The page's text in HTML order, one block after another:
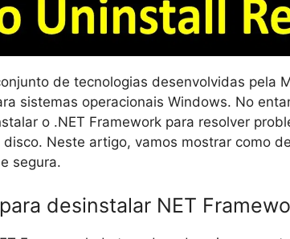
de tecnologias desenvolvidas pela
sistemas operacionais Windows. No
o .NET Framework para resolver
Neste artigo, vamos mostrar como
segura.
desinstalar NET